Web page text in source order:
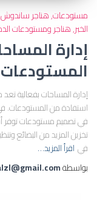
مستودعات هناجر ساندوش
الخبر هناجر ومستودعات
إدارة
المستودعات
إدارة المساحات بفعالية
استفادة من المستودعات. في
في تصميم مستودعات توفر
تخزين المزيد من البضائع
في اقرأ المزيد…
بواسطة